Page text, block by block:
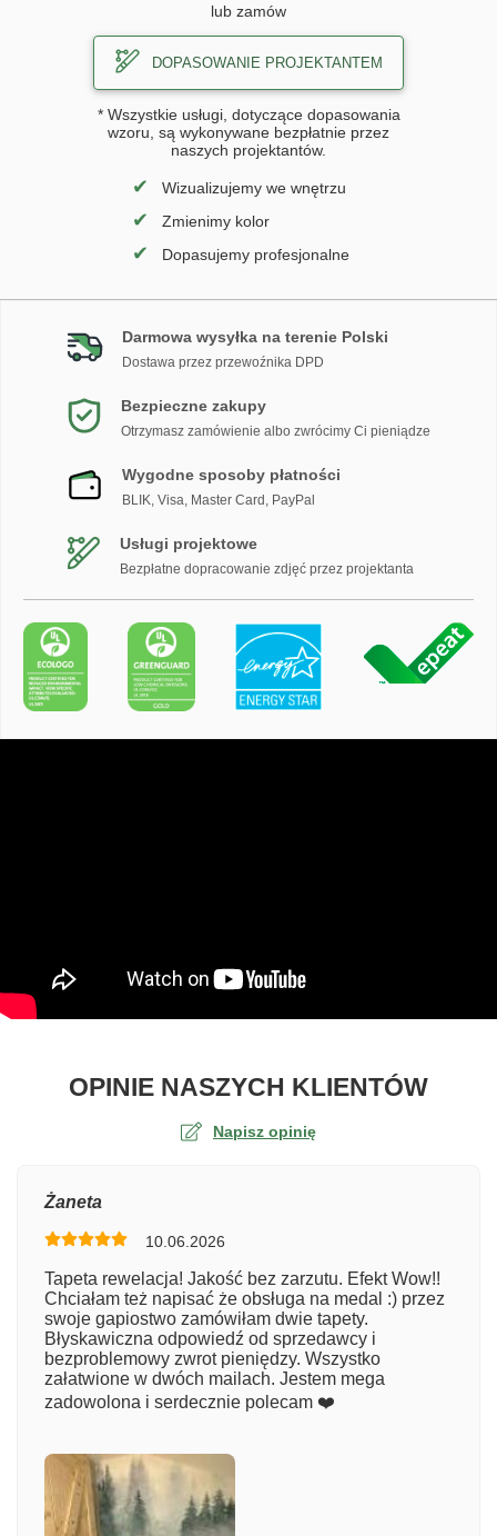
lub zamów
DOPASOWANIE PROJEKTANTEM
* Wszystkie usługi, dotyczące dopasowania
wzoru, są wykonywane bezpłatnie przez
naszych projektantów.
✔ Wizualizujemy we wnętrzu
✔ Zmienimy kolor
✔ Dopasujemy profesjonalne
Darmowa wysyłka na terenie Polski
Dostawa przez przewoźnika DPD
Bezpieczne zakupy
Otrzymasz zamówienie albo zwrócimy Ci pieniądze
Wygodne sposoby płatności
BLIK, Visa, Master Card, PayPal
Usługi projektowe
Bezpłatne dopracowanie zdjęć przez projektanta
OPINIE NASZYCH KLIENTÓWO
Napisz opinię
Numer zamówienia
Imię
Żaneta
10.06.2026
Tapeta rewelacja! Jakość bez zarzutu. Efekt Wow!!
Chciałam też napisać że obsługa na medal :) przez
swoje gapiostwo zamówiłam dwie tapety.
Błyskawiczna odpowiedź od sprzedawcy i
bezproblemowy zwrot pieniędzy. Wszystko
załatwione w dwóch mailach. Jestem mega
zadowolona i serdecznie polecam ❤️